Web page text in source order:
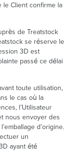
le Client confirme la
de Treatstock
se réserve le
3D est
passé ce délai
toute utilisation,
le cas où la
l’Utilisateur
nous envoyer des
d’origine.
un
ayant été